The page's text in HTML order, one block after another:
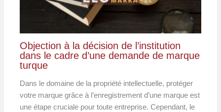
Objection à la décision de l’institution
dans le cadre d’une demande de marque
turque
Dans le domaine de la propriété intellectuelle, protéger
votre marque grâce à l’enregistrement d’une marque est
une étape cruciale pour toute entreprise. Cependant, le